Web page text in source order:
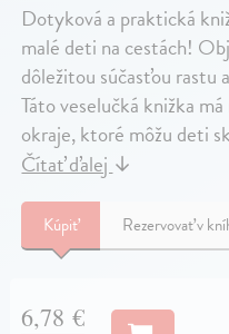
Dotyková a praktická
malé deti na cestách!
dôležitou súčasťou rastu
Táto veselučká knižka
okraje, ktoré môžu deti
Čítať ďalej ↓
Kúpiť Rezervovať v
6,78 €